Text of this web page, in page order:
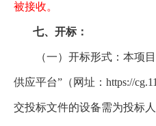
被接收。
七、开标：
（一）开标形式：本项
供应平台”（网址：https://
交投标文件的设备需为投标